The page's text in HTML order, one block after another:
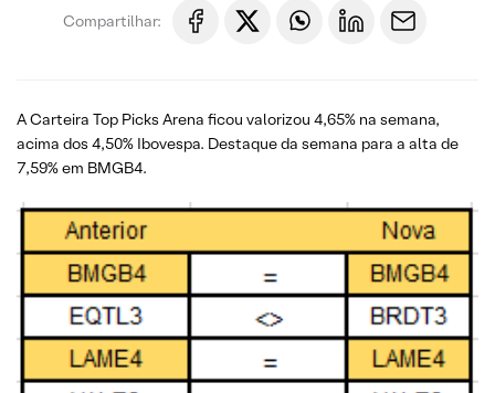
Compartilhar:
A Carteira Top Picks Arena ficou valorizou 4,65% na semana,
acima dos 4,50% Ibovespa. Destaque da semana para a alta de
7,59% em BMGB4.